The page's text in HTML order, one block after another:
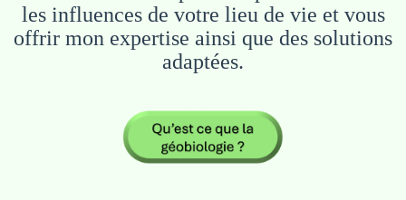
les influences de votre lieu de vie et vous
offrir mon expertise ainsi que des solutions
adaptées.